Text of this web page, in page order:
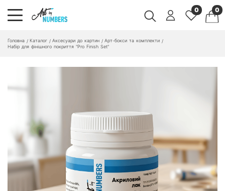
0 0
Головна / Каталог / Аксесуари до картин / Арт-бокси та комплекти /
Набір для фінішного покриття "Pro Finish Set"